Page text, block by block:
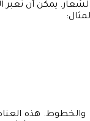
يمكن أن تعبر
والخطوط. هذه